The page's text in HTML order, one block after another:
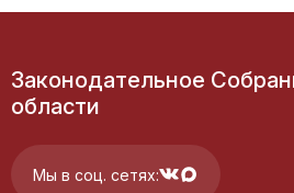
Законодательное
области
Мы в соц. сетях: